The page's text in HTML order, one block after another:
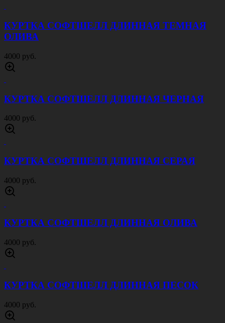
КУРТКА СОФТШЕЛЛ ДЛИННАЯ ТЕМНАЯ
ОЛИВА
4000 руб.
КУРТКА СОФТШЕЛЛ ДЛИННАЯ ЧЕРНАЯ
4000 руб.
КУРТКА СОФТШЕЛЛ ДЛИННАЯ СЕРАЯ
4000 руб.
КУРТКА СОФТШЕЛЛ ДЛИННАЯ ОЛИВА
4000 руб.
КУРТКА СОФТШЕЛЛ ДЛИННАЯ ПЕСОК
4000 руб.